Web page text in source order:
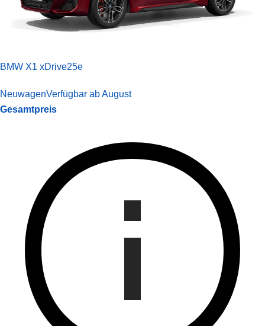
BMW X1 xDrive25e
NeuwagenVerfügbar ab August
Gesamtpreis